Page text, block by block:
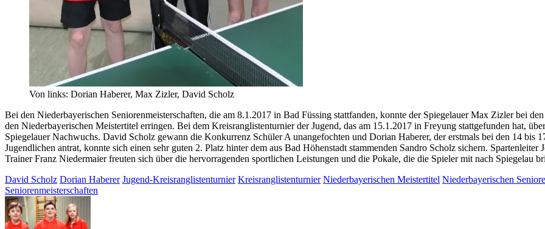
Von links: Dorian Haberer, Max Zizler, David Scholz
Bei den Niederbayerischen Seniorenmeisterschaften, die am 8.1.2017 in Bad Füssing stattfanden, konnte der Spiegelauer Max Zizler bei
den Niederbayerischen Meistertitel erringen. Bei dem Kreisranglistenturnier der Jugend, das am 15.1.2017 in Freyung stattgefunden hat,
Spiegelauer Nachwuchs. David Scholz gewann die Konkurrenz Schüler A unangefochten und Dorian Haberer, der erstmals bei den 14 bis
Jugendlichen antrat, konnte sich einen sehr guten 2. Platz hinter dem aus Bad Höhenstadt stammenden Sandro Scholz sichern. Spartenleiter
Trainer Franz Niedermaier freuten sich über die hervorragenden sportlichen Leistungen und die Pokale, die die Spieler mit nach Spiegelau
David Scholz Dorian Haberer Jugend-Kreisranglistenturnier Kreisranglistenturnier Niederbayerischen Meistertitel Niederbayerischen
Seniorenmeisterschaften